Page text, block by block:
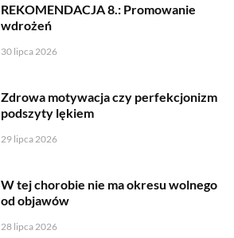
REKOMENDACJA 8.: Promowanie
wdrożeń
30 lipca 2026
Zdrowa motywacja czy perfekcjonizm
podszyty lękiem
29 lipca 2026
W tej chorobie nie ma okresu wolnego
od objawów
28 lipca 2026